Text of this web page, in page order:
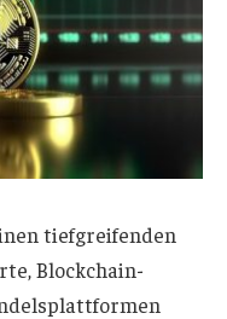
tiefgreifenden
Blockchain-